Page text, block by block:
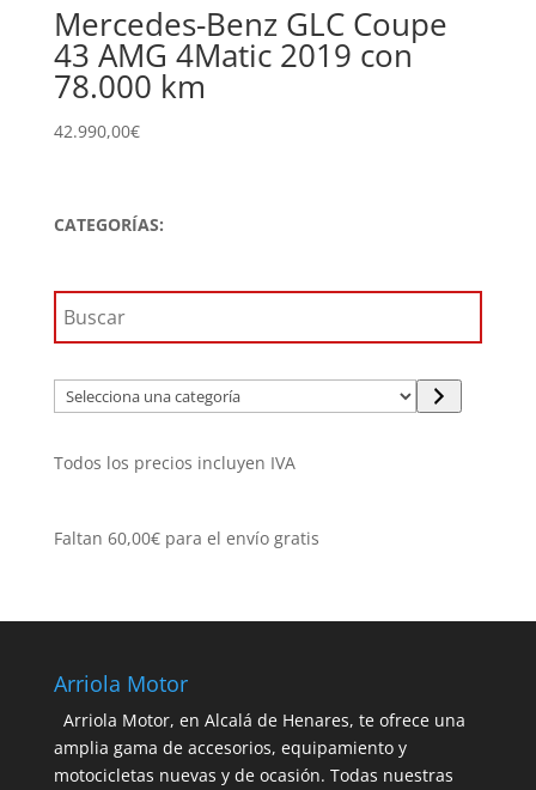
Mercedes-Benz GLC Coupe
43 AMG 4Matic 2019 con
78.000 km
42.990,00€
CATEGORÍAS:
Selecciona
una
Todos los precios incluyen IVA
Faltan 60,00€para el envío gratis
Arriola Motor
Arriola Motor, en Alcalá de Henares, te ofrece una
amplia gama de accesorios, equipamiento y
motocicletas nuevas y de ocasión. Todas nuestras